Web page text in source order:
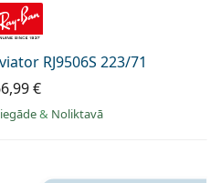
RJ9506S 223/71
€
& Noliktavā